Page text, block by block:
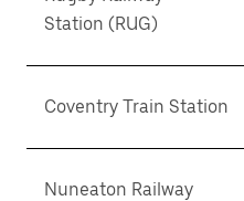
Station (RUG)
Coventry Train Station
Nuneaton Railway